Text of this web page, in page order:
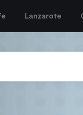
Lanzarote
le